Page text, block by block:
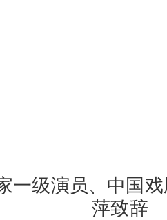
一级演员、中国
萍致辞